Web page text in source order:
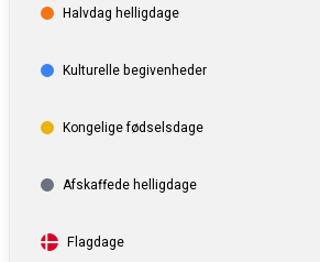
Halvdag helligdage
Kulturelle begivenheder
Kongelige fødselsdage
Afskaffede helligdage
Flagdage